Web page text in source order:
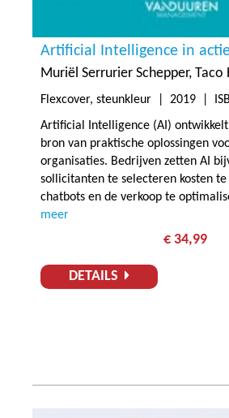
Artificial Intelligence in
Muriël Serrurier Schepper Taco
Flexcover, steunkleur | 2019 |
Artificial Intelligence (AI)
bron van praktische oplossingen
organisaties. Bedrijven zetten AI
sollicitanten te selecteren kosten
chatbots en de verkoop te
meer
€ 34,99
DETAILS